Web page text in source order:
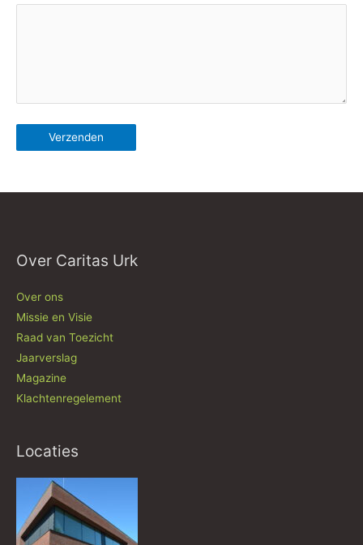
Over Caritas Urk
Over ons
Missie en Visie
Raad van Toezicht
Jaarverslag
Magazine
Klachtenregelement
Locaties